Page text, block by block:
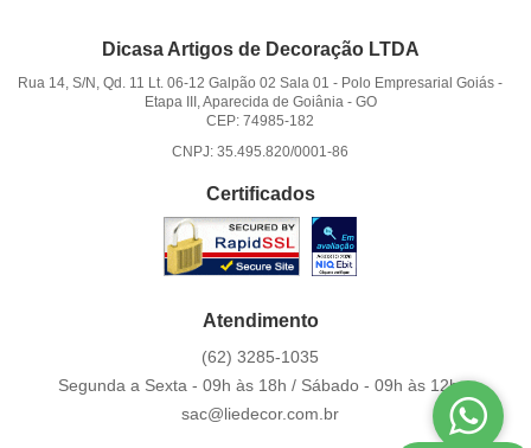
Dicasa Artigos de Decoração LTDA
Rua 14, S/N, Qd. 11 Lt. 06-12 Galpão 02 Sala 01 - Polo Empresarial Goiás -
Etapa III, Aparecida de Goiânia- GO
CEP: 74985-182
CNPJ: 35.495.820/0001-86
Certificados
Atendimento
(62) 3285-1035
Segunda a Sexta - 09h às 18h / Sábado - 09h às 12h.
sac@liedecor.com.br